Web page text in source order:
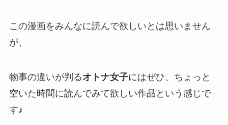
この漫画をみんなに読んで欲しいとは思いません
が、
物事の違いが判るオトナ女子にはぜひ、ちょっと
空いた時間に読んでみて欲しい作品という感じで
す♪